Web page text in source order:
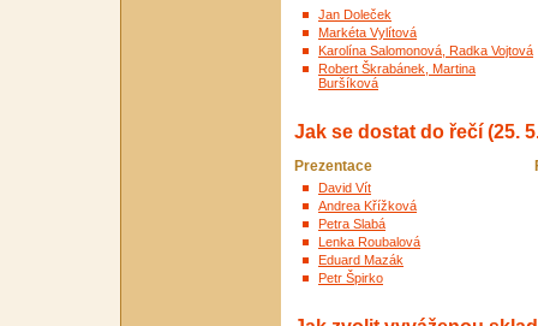
Jan Doleček
Markéta Vylítová
Karolína Salomonová, Radka Vojtová
Robert Škrabánek, Martina
Buršíková
Jak se dostat do řečí (25.
Prezentace
David Vít
Andrea Křížková
Petra Slabá
Lenka Roubalová
Eduard Mazák
Petr Špirko